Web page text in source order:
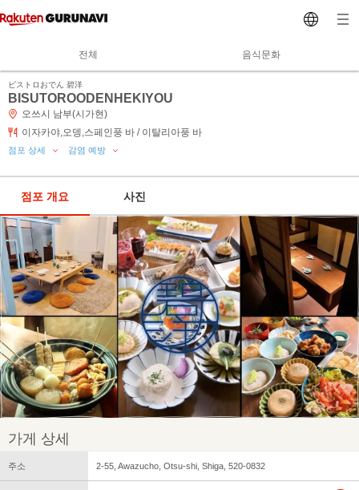
전체 음식문화
ビストロおでん 碧洋
BISUTOROODENHEKIYOU
오쓰시 남부(시가현)
이자카야,오뎅,스페인풍 바 / 이탈리아풍 바
점포 상세 감염 예방
점포 개요 사진
가게 상세
주소 2-55, Awazucho, Otsu-shi, Shiga, 520-0832